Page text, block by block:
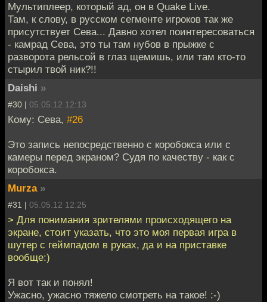
Мультиплеер, который ад, он в Quake Live.
Там, к слову, в русском сегменте игроков так же
присутствует Сева... Давно хотел поинтересоваться
- камрад Сева, это ты там нубов в прыжке с
разворота рельсой в глаз щемишь, или там кто-то
стырил твой ник?!!
Daishi »
#30 | 05.05.12 12:13
Кому: Сева, #26
Это запись непосредственно с коробокса или с
камеры перед экраном? Судя по качеству - как с
коробокса.
Murza »
#31 | 05.05.12 12:25
> Для понимания зрителями происходящего на
экране, стоит указать, что это моя первая игра в
шутер с геймпадом в руках, да и на приставке
вообще:)
Я вот так и понял!
Ужасно, ужасно тяжело смотреть на такое! :-)